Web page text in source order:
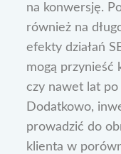
na konwersję.
również na
efekty działań
mogą przynieść
czy nawet lat po
Dodatkowo,
prowadzić do
klienta w